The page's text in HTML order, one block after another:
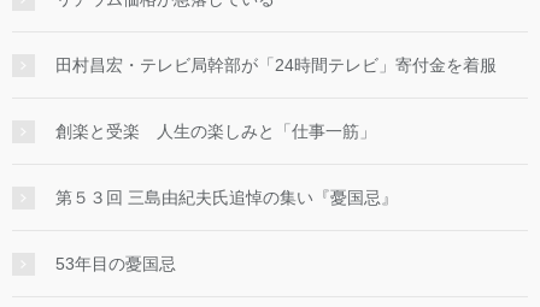
田村昌宏・テレビ局幹部が「24時間テレビ」寄付金を着服
創楽と受楽 人生の楽しみと「仕事一筋」
第５３回 三島由紀夫氏追悼の集い『憂国忌』
53年目の憂国忌